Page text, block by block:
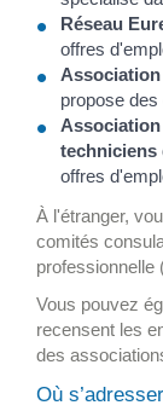
Réseau
offres
propose
techniciens
offres
À l'étranger,
comités
professionnelle
Vous pouvez
recensent les
des
Où